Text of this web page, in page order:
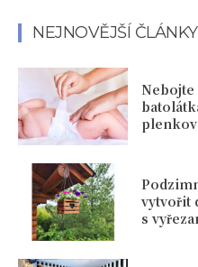
NEJNOVĚJŠÍ ČLÁNKY
Nebojte
vytvořit
s